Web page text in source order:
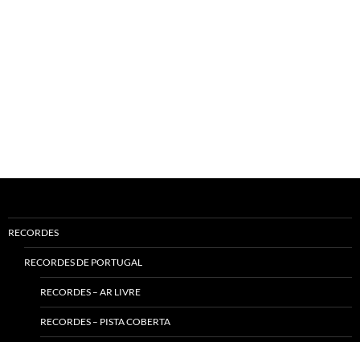
RECORDES
RECORDES DE PORTUGAL
RECORDES – AR LIVRE
RECORDES – PISTA COBERTA